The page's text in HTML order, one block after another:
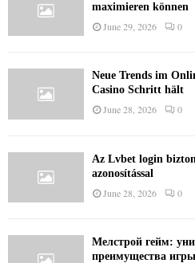
maximieren können
June 29, 2026 0
Neue Trends im
Casino Schritt hält
June 28, 2026 0
Az Lvbet login
azonosítással
June 28, 2026 0
Мелстрой гейм:
преимущества